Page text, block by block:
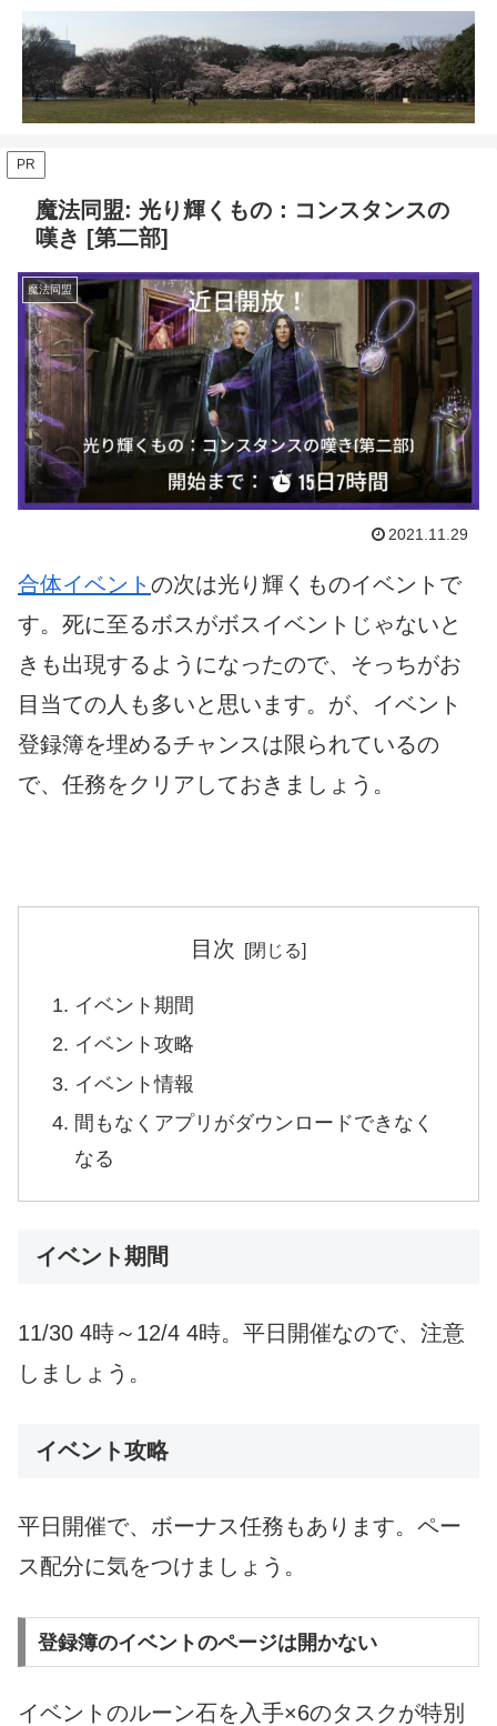
PR
魔法同盟: 光り輝くもの：コンスタンスの
嘆き [第二部]
魔法同盟
2021.11.29
合体イベント の次は光り輝くものイベントで
す。死に至るボスがボスイベントじゃないと
きも出現するようになったので、そっちがお
目当ての人も多いと思います。が、イベント
登録簿を埋めるチャンスは限られているの
で、任務をクリアしておきましょう。
目次
イベント期間
イベント攻略
イベント情報
間もなくアプリがダウンロードできなく
なる
イベント期間
11/30 4時～12/4 4時。平日開催なので、注意
しましょう。
イベント攻略
平日開催で、ボーナス任務もあります。ペー
ス配分に気をつけましょう。
登録簿のイベントのページは開かない
イベントのルーン石を入手×6のタスクが特別